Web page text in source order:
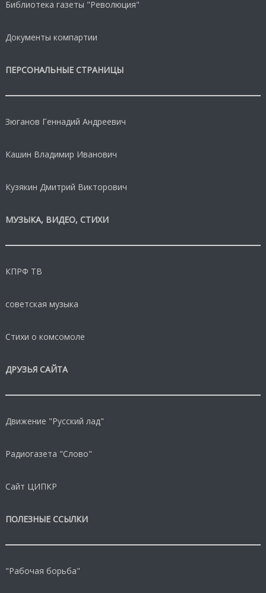
Библиотека газеты "Революция"
Документы компартии
ПЕРСОНАЛЬНЫЕ СТРАНИЦЫ
Зюганов Геннадий Андреевич
Кашин Владимир Иванович
Кузякин Дмитрий Викторович
МУЗЫКА, ВИДЕО, СТИХИ
КПРФ ТВ
советская музыка
Стихи о комсомоле
ДРУЗЬЯ САЙТА
Движение "Русский лад"
Радиогазета "Слово"
Сайт ЦИПКР
ПОЛЕЗНЫЕ ССЫЛКИ
"Рабочая борьба"